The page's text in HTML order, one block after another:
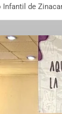
Infantil de